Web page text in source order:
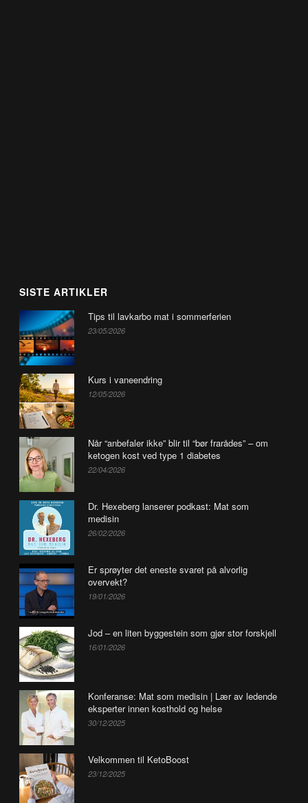
SISTE ARTIKLER
Tips til lavkarbo mat i sommerferien
23/05/2026
Kurs i vaneendring
12/05/2026
Når “anbefaler ikke” blir til “bør frarådes” – om
ketogen kost ved type 1 diabetes
22/04/2026
Dr. Hexeberg lanserer podkast: Mat som
medisin
26/02/2026
Er sprøyter det eneste svaret på alvorlig
overvekt?
19/01/2026
Jod – en liten byggestein som gjør stor forskjell
16/01/2026
Konferanse: Mat som medisin | Lær av ledende
eksperter innen kosthold og helse
30/12/2025
Velkommen til KetoBoost
23/12/2025